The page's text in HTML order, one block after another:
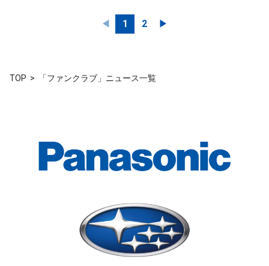
◀︎ 1 2 ▶︎
TOP 「ファンクラブ」ニュース一覧